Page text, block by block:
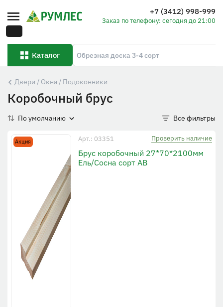
+7 (3412) 998-999
Заказ по телефону: сегодня до 21:00
Каталог
Двери / Окна / Подоконники
Коробочный брус
По умолчанию Все фильтры
Акция Арт.: 03351 Проверить наличие
Брус коробочный 27*70*2100мм
Ель/Сосна сорт АВ